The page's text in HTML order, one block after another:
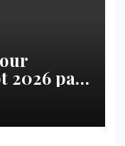
pass